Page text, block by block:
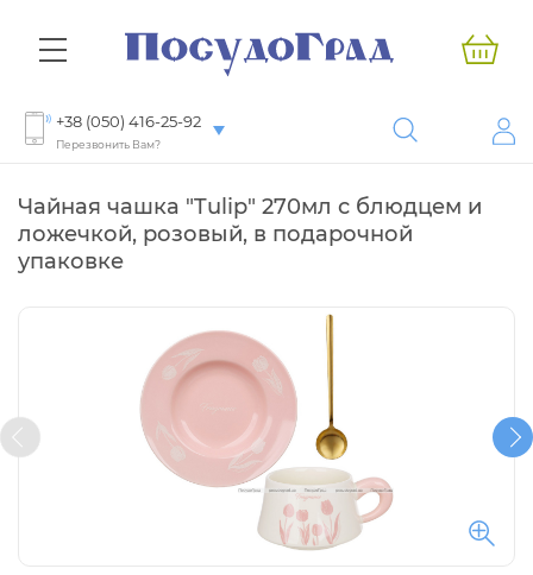
+38 (050) 416-25-92
Перезвонить Вам?
Чайная чашка "Tulip" 270мл с блюдцем и
ложечкой, розовый, в подарочной
упаковке